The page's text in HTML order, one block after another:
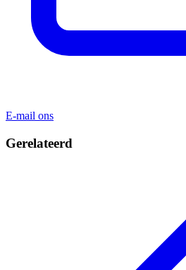
E-mail ons
Gerelateerd